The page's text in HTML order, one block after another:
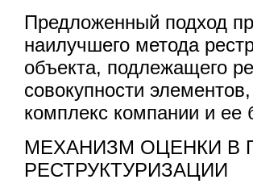
Предложенный подход
наилучшего метода
объекта, подлежащего
совокупности
комплекс компании и ее
МЕХАНИЗМ ОЦЕНКИ В
РЕСТРУКТУРИЗАЦИИ